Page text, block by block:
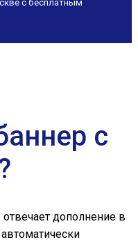
с бесплатным
с
дополнение в